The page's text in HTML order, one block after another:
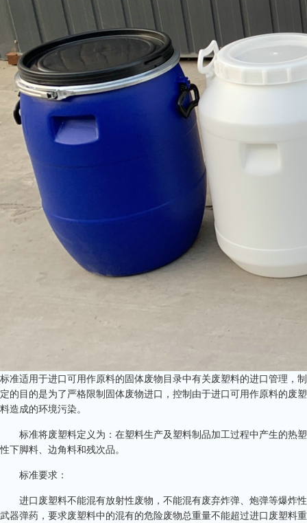
标准适用于进口可用作原料的固体废物目录中有关废塑料的进口管理，制
定的目的是为了严格限制固体废物进口，控制由于进口可用作原料的废塑
料造成的环境污染。
标准将废塑料定义为：在塑料生产及塑料制品加工过程中产生的热塑
性下脚料、边角料和残次品。
标准要求：
进口废塑料不能混有放射性废物，不能混有废弃炸弹、炮弹等爆炸性
武器弹药，要求废塑料中的混有的危险废物总重量不能超过进口废塑料重